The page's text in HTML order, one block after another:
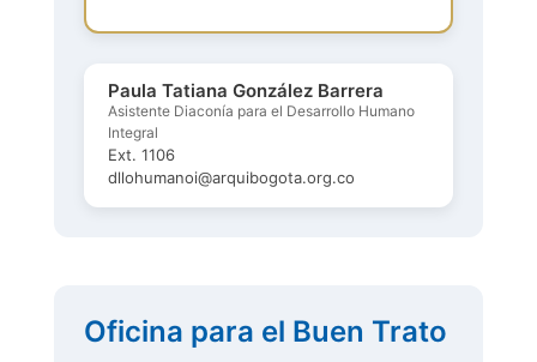
Paula Tatiana González Barrera
Asistente Diaconía para el Desarrollo Humano
Integral
Ext. 1106
dllohumanoi@arquibogota.org.co
Oficina para el Buen Trato